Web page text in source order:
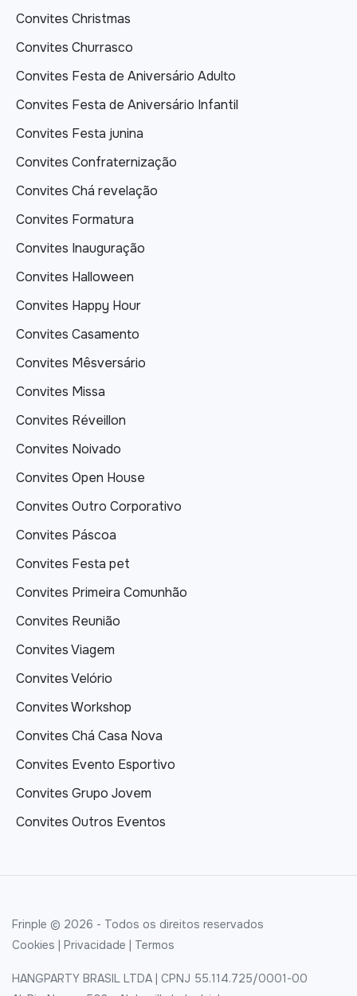
Convites Christmas
Convites Churrasco
Convites Festa de Aniversário Adulto
Convites Festa de Aniversário Infantil
Convites Festa junina
Convites Confraternização
Convites Chá revelação
Convites Formatura
Convites Inauguração
Convites Halloween
Convites Happy Hour
Convites Casamento
Convites Mêsversário
Convites Missa
Convites Réveillon
Convites Noivado
Convites Open House
Convites Outro Corporativo
Convites Páscoa
Convites Festa pet
Convites Primeira Comunhão
Convites Reunião
Convites Viagem
Convites Velório
Convites Workshop
Convites Chá Casa Nova
Convites Evento Esportivo
Convites Grupo Jovem
Convites Outros Eventos
Frinple © 2026 - Todos os direitos reservados
Cookies | Privacidade | Termos
HANGPARTY BRASIL LTDA | CPNJ 55.114.725/0001-00